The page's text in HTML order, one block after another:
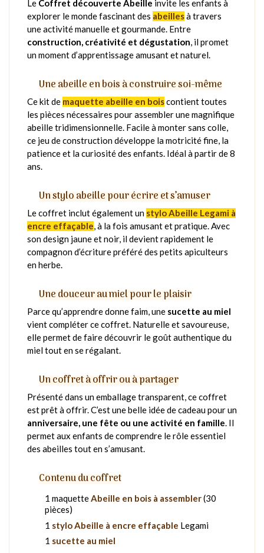
Le Coffret découverte Abeille invite les enfants à
explorer le monde fascinant des abeillesà travers
une activité manuelle et gourmande. Entre
construction, créativité et dégustation, il promet
un moment d’apprentissage amusant et naturel.
Une abeille en bois à construire soi-même
Ce kit de maquette abeille en boiscontient toutes
les pièces nécessaires pour assembler une magnifique
abeille tridimensionnelle. Facile à monter sans colle,
ce jeu de construction développe la motricité fine, la
patience et la curiosité des enfants. Idéal à partir de 8
ans.
Un stylo abeille pour écrire et s’amuser
Le coffret inclut également un stylo Abeille Legami à
encre effaçable, à la fois amusant et pratique. Avec
son design jaune et noir, il devient rapidement le
compagnon d’écriture préféré des petits apiculteurs
en herbe.
Une douceur au miel pour le plaisir
Parce qu’apprendre donne faim, une sucette au miel
vient compléter ce coffret. Naturelle et savoureuse,
elle permet de faire découvrir le goût authentique du
miel tout en se régalant.
Un coffret à offrir ou à partager
Présenté dans un emballage transparent, ce coffret
est prêt à offrir. C’est une belle idée de cadeau pour un
anniversaire, une fête ou une activité en famille. Il
permet aux enfants de comprendre le rôle essentiel
des abeilles tout en s’amusant.
Contenu du coffret
1 maquetteAbeille en bois à assembler(30
pièces)
1 stylo Abeille à encre effaçable Legami
1 sucette au miel